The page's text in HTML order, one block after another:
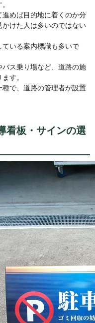
めば目的地に着くのか分
けた人は多いのではない
いる案内標識も多いで
ス乗り場など、道路の施
す。
で、道路の管理者が設置
看板・サインの選